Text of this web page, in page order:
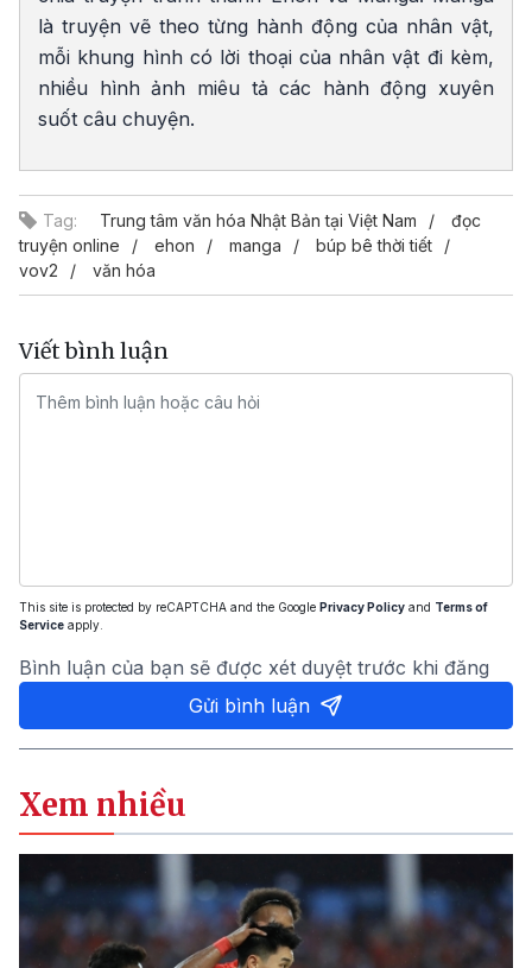
là truyện vẽ theo từng hành động của nhân vật,
mỗi khung hình có lời thoại của nhân vật đi kèm,
nhiều hình ảnh miêu tả các hành động xuyên
suốt câu chuyện.
Tag: Trung tâm văn hóa Nhật Bản tại Việt Nam
đọc
truyện online
ehon manga
búp bê thời tiết
vov2
văn hóa
Viết bình luận
This site is protected by reCAPTCHA and the Google Privacy Policy and Terms of
Service apply.
Bình luận của bạn sẽ được xét duyệt trước khi đăng
Gửi bình luận
Xem nhiều